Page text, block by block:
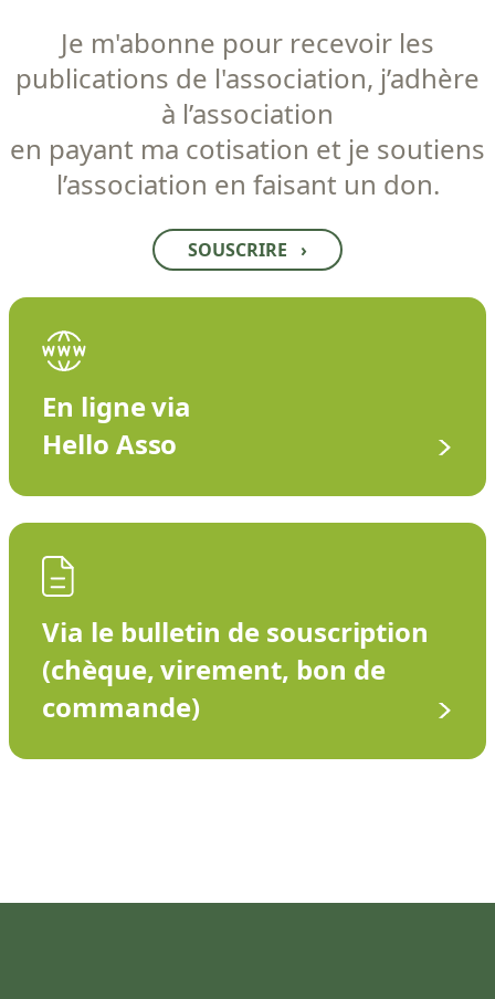
Je m'abonne pour recevoir les
publications de l'association, j’adhère
à l’association
en payant ma cotisation et je soutiens
l’association en faisant un don.
SOUSCRIRE ›
En ligne via
Hello Asso
Via le bulletin de souscription
(chèque, virement, bon de
commande)